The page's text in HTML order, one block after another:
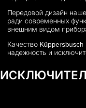
Передовой дизайн
ради современных
внешним видом
Качество
надежность и